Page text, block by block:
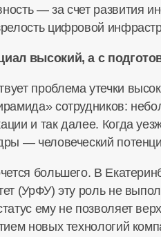
— за счет развития
цифровой
высокий, а с
проблема утечки
сотрудников:
и так далее. Когда
— человеческий
большего. В
(УрФУ) эту роль не
ему не позволяет
новых технологий